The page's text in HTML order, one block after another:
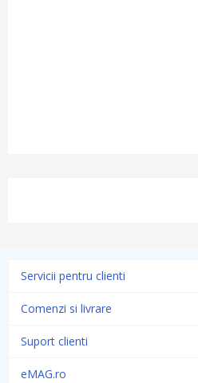
Servicii pentru clienti
Comenzi si livrare
Suport clienti
eMAG.ro